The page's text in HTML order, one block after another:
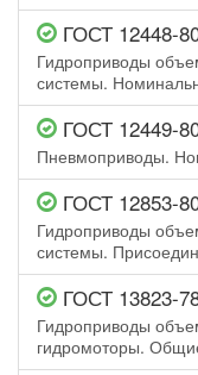
ГОСТ 12448-
Гидроприводы
системы.
ГОСТ 12449-
Пневмоприводы.
ГОСТ 12853-
Гидроприводы
системы.
ГОСТ 13823-
Гидроприводы
гидромоторы.